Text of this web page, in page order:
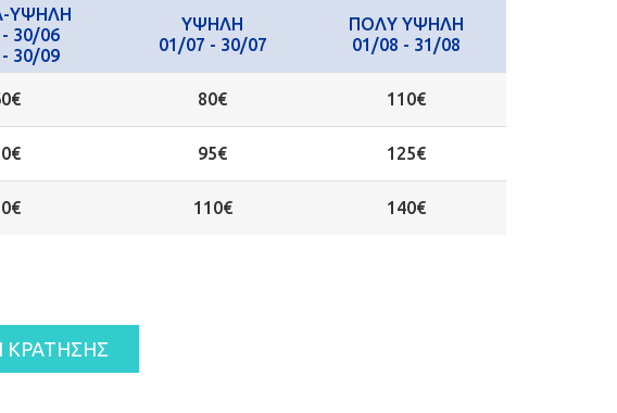
ΥΨΗΛΗ
30/06
30/09
ΥΨΗΛΗ
01/07 - 30/07
ΠΟΛΥ ΥΨΗΛΗ
01/08 - 31/08
80€ 110€
95€ 125€
110€ 140€
ΚΡΑΤΗΣΗΣ